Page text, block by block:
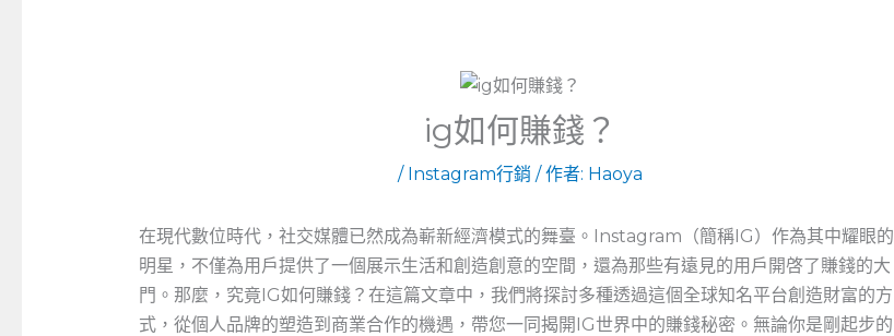
ig如何賺錢？
/ Instagram行銷 / 作者: Haoya
在現代數位時代，社交媒體已然成為嶄新經濟模式的舞臺。Instagram（簡稱IG）作為其中耀眼的
明星，不僅為用戶提供了一個展示生活和創造創意的空間，還為那些有遠見的用戶開啓了賺錢的大
門。那麼，究竟IG如何賺錢？在這篇文章中，我們將探討多種透過這個全球知名平台創造財富的方
式，從個人品牌的塑造到商業合作的機遇，帶您一同揭開IG世界中的賺錢秘密。無論你是剛起步的